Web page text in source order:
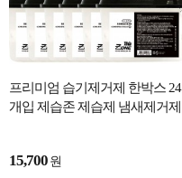
프리미엄 습기제거제 한박스 24
개입 제습존 제습제 냄새제거제
15,700 원